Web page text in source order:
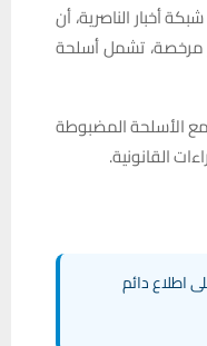
أخبار الناصرية، أن
مرخصة، تشمل أسلحة
مع الأسلحة المضبوطة
القانونية.
اطلاع دائم